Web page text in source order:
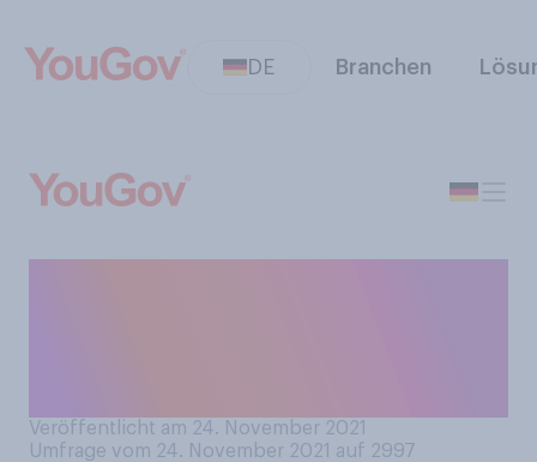
DE Branchen
Veröffentlicht am 24. November 2021
Umfrage vom 24. November 2021 auf 2997